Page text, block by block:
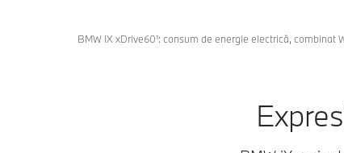
BMW iX xDrive60¹: consum de energie electrică, combinat